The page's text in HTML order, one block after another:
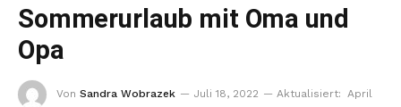
Sommerurlaub mit Oma und
Opa
Von Sandra Wobrazek Juli 18, 2022 Aktualisiert: April